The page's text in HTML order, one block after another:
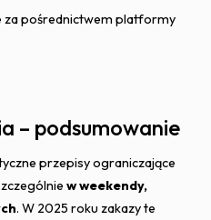
za pośrednictwem platformy
– podsumowanie
przepisy ograniczające
w weekendy,
. W 2025 roku zakazy te